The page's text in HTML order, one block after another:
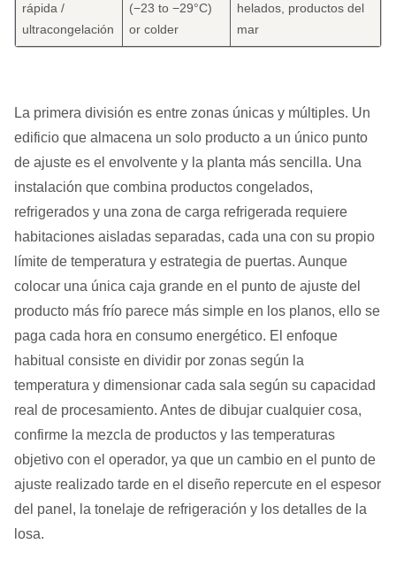
rápida /
ultracongelación
(−23 to −29°C)
or colder
helados, productos del
mar
La primera división es entre zonas únicas y múltiples. Un
edificio que almacena un solo producto a un único punto
de ajuste es el envolvente y la planta más sencilla. Una
instalación que combina productos congelados,
refrigerados y una zona de carga refrigerada requiere
habitaciones aisladas separadas, cada una con su propio
límite de temperatura y estrategia de puertas. Aunque
colocar una única caja grande en el punto de ajuste del
producto más frío parece más simple en los planos, ello se
paga cada hora en consumo energético. El enfoque
habitual consiste en dividir por zonas según la
temperatura y dimensionar cada sala según su capacidad
real de procesamiento. Antes de dibujar cualquier cosa,
confirme la mezcla de productos y las temperaturas
objetivo con el operador, ya que un cambio en el punto de
ajuste realizado tarde en el diseño repercute en el espesor
del panel, la tonelaje de refrigeración y los detalles de la
losa.